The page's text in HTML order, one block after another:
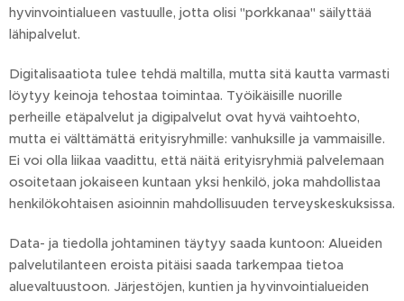
hyvinvointialueen vastuulle, jotta olisi "porkkanaa" säilyttää
lähipalvelut.
Digitalisaatiota tulee tehdä maltilla, mutta sitä kautta varmasti
löytyy keinoja tehostaa toimintaa. Työikäisille nuorille
perheille etäpalvelut ja digipalvelut ovat hyvä vaihtoehto,
mutta ei välttämättä erityisryhmille: vanhuksille ja vammaisille.
Ei voi olla liikaa vaadittu, että näitä erityisryhmiä palvelemaan
osoitetaan jokaiseen kuntaan yksi henkilö, joka mahdollistaa
henkilökohtaisen asioinnin mahdollisuuden terveyskeskuksissa.
Data- ja tiedolla johtaminen täytyy saada kuntoon: Alueiden
palvelutilanteen eroista pitäisi saada tarkempaa tietoa
aluevaltuustoon. Järjestöjen, kuntien ja hyvinvointialueiden